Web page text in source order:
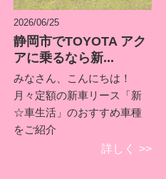
2026/06/25
静岡市でTOYOTA アク
アに乗るなら新...
みなさん、こんにちは！
月々定額の新車リース「新
☆車生活」のおすすめ車種
をご紹介
詳しく
>>